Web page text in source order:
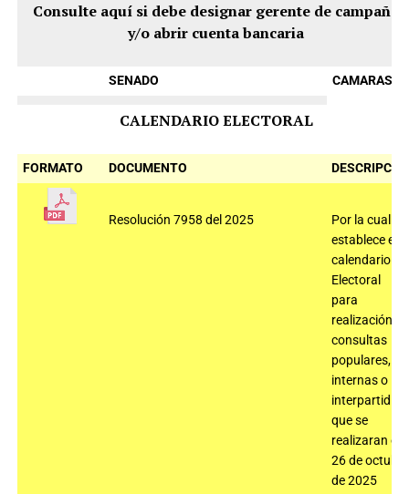
Consulte aquí si debe designar gerente de campaña
y/o abrir cuenta bancaria
SENADO CAMARAS
CALENDARIO ELECTORAL
FORMATO DOCUMENTO
Resolución 7958 del 2025
Por la cual se
establece el
calendario
Electoral
para
realización
consultas
populares,
internas o
que se
realizaran el
26 de octubre
de 2025